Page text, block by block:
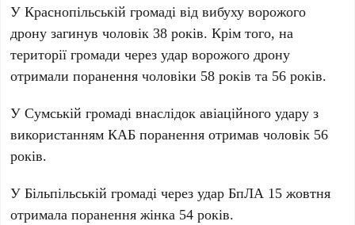
У Краснопільській громаді від вибуху ворожого
дрону загинув чоловік 38 років. Крім того, на
території громади через удар ворожого дрону
отримали поранення чоловіки 58 років та 56 років.
У Сумській громаді внаслідок авіаційного удару з
використанням КАБ поранення отримав чоловік 56
років.
У Більпільській громаді через удар БпЛА 15 жовтня
отримала поранення жінка 54 років.